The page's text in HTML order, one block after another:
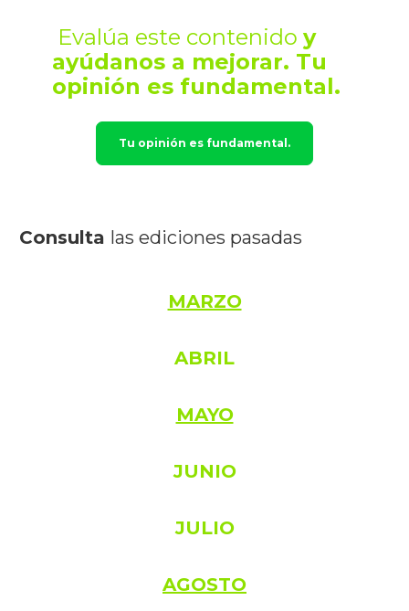
Evalúa este contenido y
ayúdanos a mejorar. Tu
opinión es fundamental.
Tu opinión es fundamental.
Consulta las ediciones pasadas
MARZO
ABRIL
MAYO
JUNIO
JULIO
AGOSTO